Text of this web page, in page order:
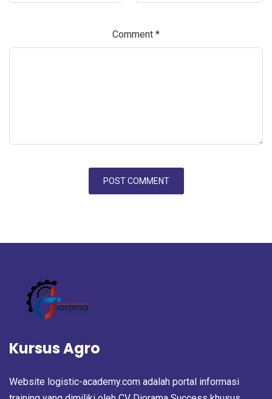
Comment *
Kursus Agro
Website logistic-academy.com adalah portal informasi